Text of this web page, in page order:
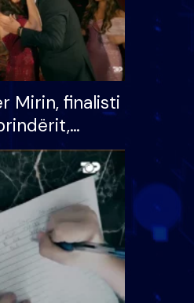
Mirin, finalisti
letër divorci